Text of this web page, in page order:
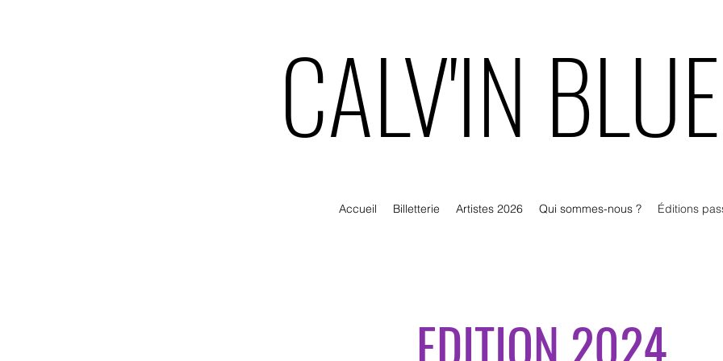
Accueil Billetterie Artistes 2026 Qui sommes-nous ? Éditions
CALV'IN
CALV'IN
EDITION 2024